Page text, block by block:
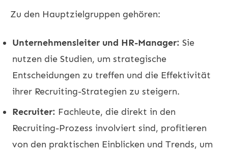
Zu den Hauptzielgruppen gehören:
Unternehmensleiter und HR-Manager: Sie
nutzen die Studien, um strategische
Entscheidungen zu treffen und die Effektivität
ihrer Recruiting-Strategien zu steigern.
Recruiter: Fachleute, die direkt in den
Recruiting-Prozess involviert sind, profitieren
von den praktischen Einblicken und Trends, um